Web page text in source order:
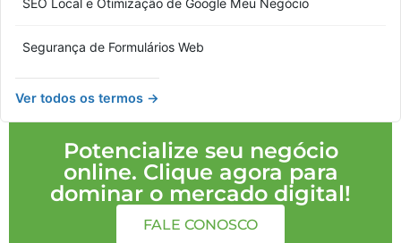
SEO Local e Otimização de Google Meu Negócio
Segurança de Formulários Web
Ver todos os termos →
Potencialize seu negócio
online. Clique agora para
dominar o mercado digital!
FALE CONOSCO